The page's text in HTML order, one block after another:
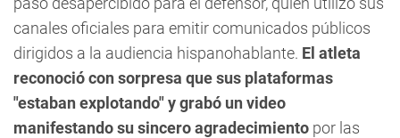
canales oficiales para emitir comunicados públicos
dirigidos a la audiencia hispanohablante. El atleta
reconoció con sorpresa que sus plataformas
"estaban explotando" y grabó un video
manifestando su sincero agradecimiento por las